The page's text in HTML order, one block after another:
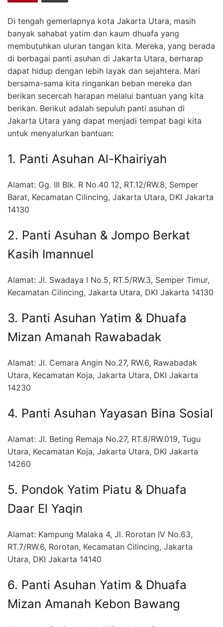
Di tengah gemerlapnya kota Jakarta Utara, masih
banyak sahabat yatim dan kaum dhuafa yang
membutuhkan uluran tangan kita. Mereka, yang berada
di berbagai panti asuhan di Jakarta Utara, berharap
dapat hidup dengan lebih layak dan sejahtera. Mari
bersama-sama kita ringankan beban mereka dan
berikan secercah harapan melalui bantuan yang kita
berikan. Berikut adalah sepuluh panti asuhan di
Jakarta Utara yang dapat menjadi tempat bagi kita
untuk menyalurkan bantuan:
1. Panti Asuhan Al-Khairiyah
Alamat: Gg. III Blk. R No.40 12, RT.12/RW.8, Semper
Barat, Kecamatan Cilincing, Jakarta Utara, DKI Jakarta
14130
2. Panti Asuhan & Jompo Berkat
Kasih Imannuel
Alamat: Jl. Swadaya I No.5, RT.5/RW.3, Semper Timur,
Kecamatan Cilincing, Jakarta Utara, DKI Jakarta 14130
3. Panti Asuhan Yatim & Dhuafa
Mizan Amanah Rawabadak
Alamat: Jl. Cemara Angin No.27, RW.6, Rawabadak
Utara, Kecamatan Koja, Jakarta Utara, DKI Jakarta
14230
4. Panti Asuhan Yayasan Bina Sosial
Alamat: Jl. Beting Remaja No.27, RT.8/RW.019, Tugu
Utara, Kecamatan Koja, Jakarta Utara, DKI Jakarta
14260
5. Pondok Yatim Piatu & Dhuafa
Daar El Yaqin
Alamat: Kampung Malaka 4, Jl. Rorotan IV No.63,
RT.7/RW.6, Rorotan, Kecamatan Cilincing, Jakarta
Utara, DKI Jakarta 14140
6. Panti Asuhan Yatim & Dhuafa
Mizan Amanah Kebon Bawang